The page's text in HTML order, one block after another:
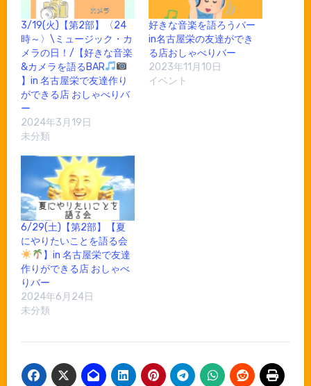
3/19(火)【第2部】〈24
時～〉\ミュージック・カ
メラの日！/【好きな音楽
&カメラを語るBAR
】in 名古屋栄で友達作り
ができる店 おしゃべりバ
ー
2024年3月19日
未分類
好きな音楽を語ろうバー
in名古屋栄の友達ができ
る店おしゃべりバー
2023年11月10日
イベント
6/29(土)【第2部】【夏
にやりたいことを語る会
】in 名古屋栄で友達
作りができる店 おしゃべ
りバー
2024年6月24日
未分類